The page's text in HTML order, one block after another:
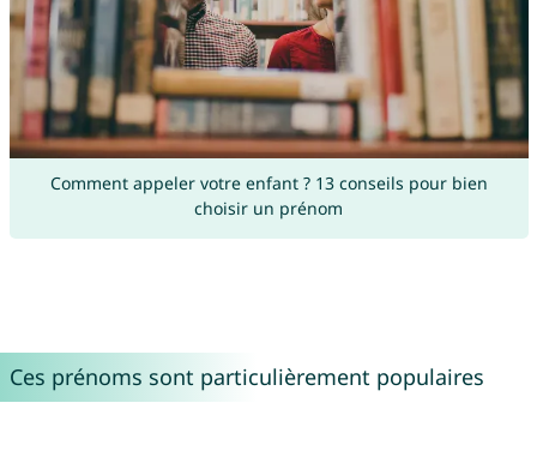
Comment appeler votre enfant ? 13 conseils pour bien
choisir un prénom
Ces prénoms sont particulièrement populaires